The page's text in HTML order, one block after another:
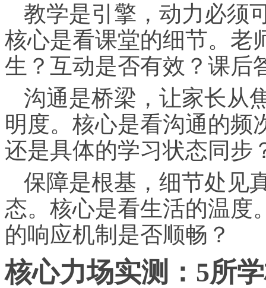
教学是引擎，动力必须
核心是看课堂的细节。老
生？互动是否有效？课后
沟通是桥梁，让家长从
明度。核心是看沟通的频
还是具体的学习状态同步
保障是根基，细节处见
态。核心是看生活的温度
的响应机制是否顺畅？
核心力场实测：5所